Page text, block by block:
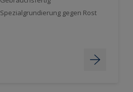
Spezialgrundierung gegen Rost